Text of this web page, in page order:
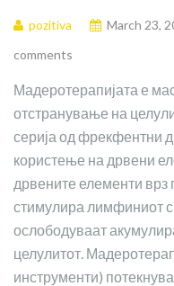
pozitiva March 23,
comments
Мадеротерапијата е
отстранување на
серија од фрекфентни
користење на дрвени
дрвените елементи врз
стимулира лимфиниот
ослободуваат
целулитот.
инструменти)